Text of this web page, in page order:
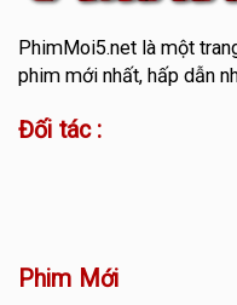
PhimMoi5.netlà một
phim mới nhất, hấp dẫn
Đối tác :
Phim Mới